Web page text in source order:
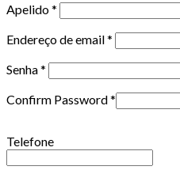
Apelido*
Endereço de email*
Senha*
Confirm Password*
Telefone